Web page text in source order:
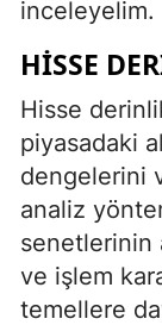
inceleyelim.
HISSE
Hisse
piyasadaki
dengelerini
analiz
senetlerinin
ve işlem
temellere